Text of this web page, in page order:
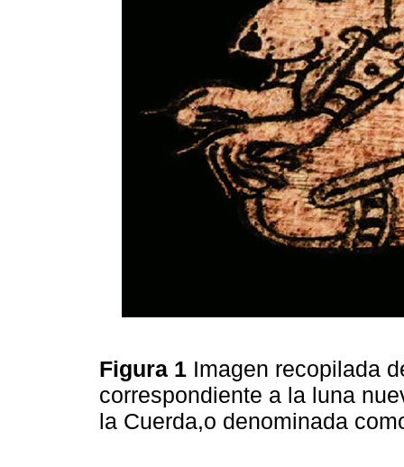
Figura 1 Imagen recopilada
correspondiente a la luna
la Cuerda,o denominada